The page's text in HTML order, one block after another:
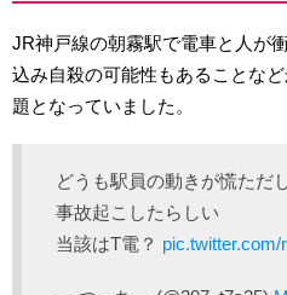
JR神戸線の朝霧駅で電車と人が
込み自殺の可能性もあることな
題となっていました。
どうも駅員の動きが慌ただ
事故起こしたらしい
当該はT電？